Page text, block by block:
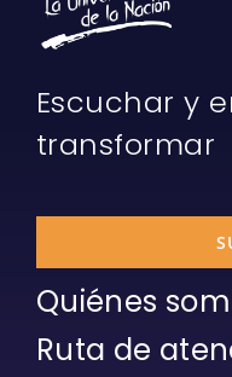
Escuchar y
transformar
Quiénes
Ruta de